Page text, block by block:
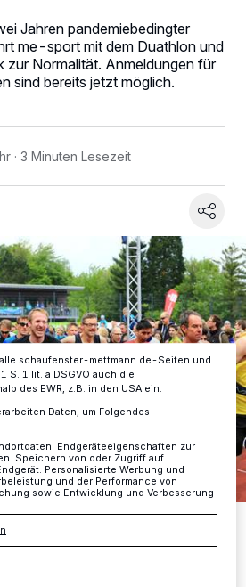
Jahren pandemiebedingter
me-sport mit dem Duathlon und
zur Normalität. Anmeldungen für
sind bereits jetzt möglich.
3 Minuten Lesezeit
ein Fest für die ganze Familie und hat
Im Jahr 2019 gab es einen
zu. Durch Auswahl von OK aktivieren Sie
Dienste bereitzustellen“ aufgeführten
sind, sind manche Inhalte und
nicht mehr so relevant für Sie. Sie können
aufrufen, um Ihre Einstellungen zu
zu widerrufen, indem Sie auf den Link
am unteren Rand der Webseite klicken.
unseres Website. Weitere
unserer Datenschutzerklärung.
alle schaufenster-mettmann.de-Seiten und
S. 1 lit. a DSGVO auch die
des EWR, z.B. in den USA ein.
Daten, um Folgendes
Endgeräteeigenschaften zur
Speichern von oder Zugriff auf
Personalisierte Werbung und
und der Performance von
sowie Entwicklung und Verbesserung